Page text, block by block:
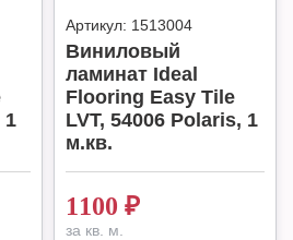
1
Артикул: 1513004
Виниловый
ламинат Ideal
Flooring Easy Tile
LVT, 54006 Polaris, 1
м.кв.
1100 ₽
за кв. м.